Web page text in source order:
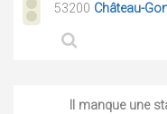
53200 Château-
Il manque une